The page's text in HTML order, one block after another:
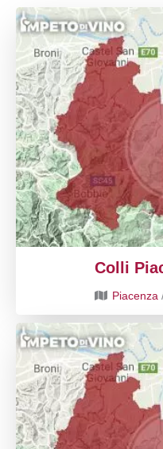
Colli
Piacenza